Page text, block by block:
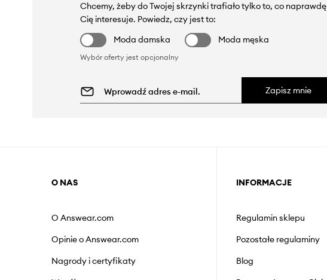
Chcemy, żeby do Twojej skrzynki trafiało tylko to, co naprawdę
Cię interesuje. Powiedz, czy jest to:
Moda damska
Moda męska
Wybór oferty jest opcjonalny
Zapisz mnie
O NAS
O Answear.com
Opinie o Answear.com
Nagrody i certyfikaty
INFORMACJE
Regulamin sklepu
Pozostałe regulaminy
Blog